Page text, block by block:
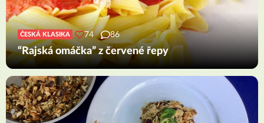
ČESKÁ KLASIKA 74 86
“Rajská omáčka” z červené řepy